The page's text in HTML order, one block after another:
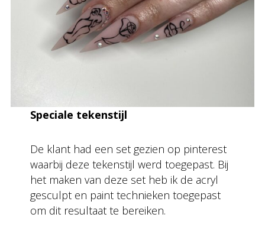
Speciale tekenstijl
De klant had een set gezien op pinterest
waarbij deze tekenstijl werd toegepast. Bij
het maken van deze set heb ik de acryl
gesculpt en paint technieken toegepast
om dit resultaat te bereiken.